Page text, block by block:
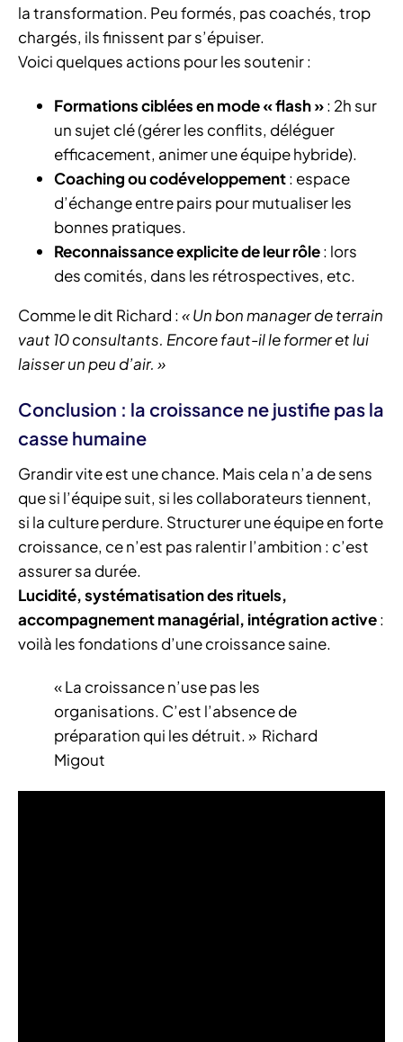
la transformation. Peu formés, pas coachés, trop
chargés, ils finissent par s’épuiser.
Voici quelques actions pour les soutenir :
Formations ciblées en mode « flash »: 2h sur
un sujet clé (gérer les conflits, déléguer
efficacement, animer une équipe hybride).
Coaching ou codéveloppement: espace
d’échange entre pairs pour mutualiser les
bonnes pratiques.
Reconnaissance explicite de leur rôle: lors
des comités, dans les rétrospectives, etc.
Comme le dit Richard :« Un bon manager de terrain
vaut 10 consultants. Encore faut-il le former et lui
laisser un peu d’air. »
Conclusion : la croissance ne justifie pas la
casse humaine
Grandir vite est une chance. Mais cela n’a de sens
que si l’équipe suit, si les collaborateurs tiennent,
si la culture perdure. Structurer une équipe en forte
croissance, ce n’est pas ralentir l’ambition : c’est
assurer sa durée.
Lucidité, systématisation des rituels,
accompagnement managérial, intégration active:
voilà les fondations d’une croissance saine.
« La croissance n’use pas les
organisations. C’est l’absence de
préparation qui les détruit. » Richard
Migout